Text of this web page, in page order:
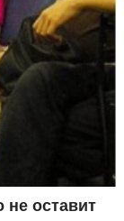
не оставит